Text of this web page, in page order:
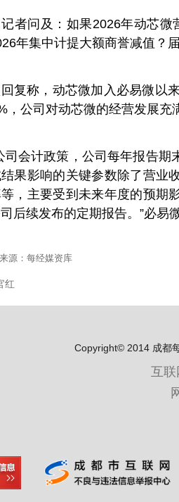
者问及：如果2026年动芯
年集中计提大额商誉减值？
复称，动芯微加入必易微以
，公司对动芯微的经营发展充
司会计政策，公司每年报告
果影响的关键参数除了营业
，主要受到未来年度的预期
后续发布的定期报告。”必易
源：每经媒资库
红
Copyright© 2014 成都
互